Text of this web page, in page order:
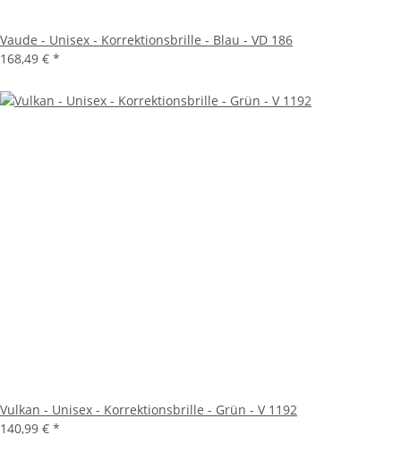
Vaude - Unisex - Korrektionsbrille - Blau - VD 186
168,49 € *
Vulkan - Unisex - Korrektionsbrille - Grün - V 1192
140,99 € *